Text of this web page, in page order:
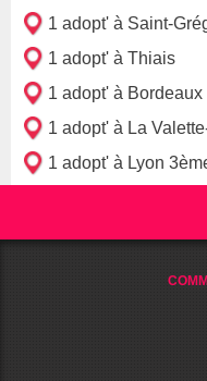
1 adopt' à Saint-
1 adopt' à Thiais
1 adopt' à Bordeaux
1 adopt' à La
1 adopt' à Lyon